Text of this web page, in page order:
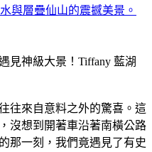
與層疊仙山的震撼美景。
往來自意料之外的驚喜。這
，沒想到開著車沿著南橫公路
的那一刻，我們竟遇見了有史